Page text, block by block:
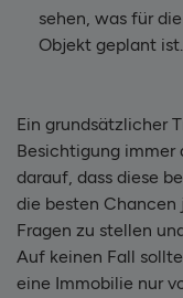
sehen, was für
Objekt geplant ist.
Ein grundsätzlicher
Besichtigung immer
darauf, dass diese
die besten Chancen
Fragen zu stellen
Auf keinen Fall
eine Immobilie nur